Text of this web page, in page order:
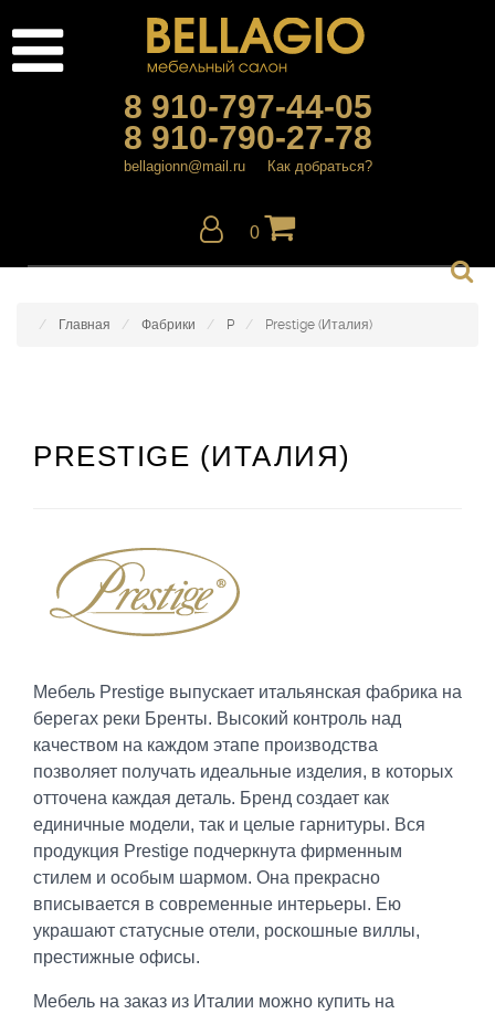
8 910-797-44-05
8 910-790-27-78
bellagionn@mail.ru Как добраться?
0
Главная Фабрики P Prestige (Италия)
PRESTIGE (ИТАЛИЯ)
Мебель Prestige выпускает итальянская фабрика на
берегах реки Бренты. Высокий контроль над
качеством на каждом этапе производства
позволяет получать идеальные изделия, в которых
отточена каждая деталь. Бренд создает как
единичные модели, так и целые гарнитуры. Вся
продукция Prestige подчеркнута фирменным
стилем и особым шармом. Она прекрасно
вписывается в современные интерьеры. Ею
украшают статусные отели, роскошные виллы,
престижные офисы.
Мебель на заказ из Италии можно купить на